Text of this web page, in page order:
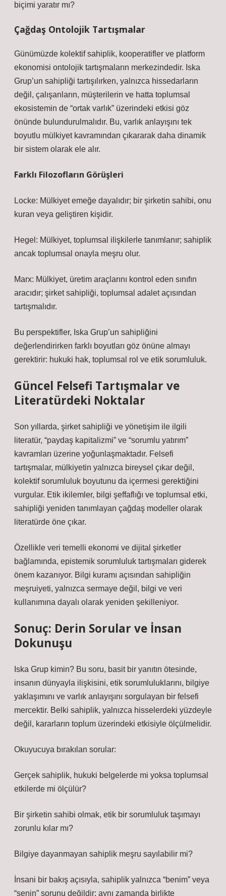
biçimi yaratır mı?
Çağdaş Ontolojik Tartışmalar
Günümüzde kolektif sahiplik, kooperatifler ve platform
ekonomisi ontolojik tartışmaların merkezindedir. Iska
Grup’un sahipliği tartışılırken, yalnızca hissedarların
değil, çalışanların, müşterilerin ve hatta toplumsal
ekosistemin de “ortak varlık” üzerindeki etkisi göz
önünde bulundurulmalıdır. Bu, varlık anlayışını tek
boyutlu mülkiyet kavramından çıkararak daha dinamik
bir sistem olarak ele alır.
Farklı Filozofların Görüşleri
Locke: Mülkiyet emeğe dayalıdır; bir şirketin sahibi, onu
kuran veya geliştiren kişidir.
Hegel: Mülkiyet, toplumsal ilişkilerle tanımlanır; sahiplik
ancak toplumsal onayla meşru olur.
Marx: Mülkiyet, üretim araçlarını kontrol eden sınıfın
aracıdır; şirket sahipliği, toplumsal adalet açısından
tartışmalıdır.
Bu perspektifler, Iska Grup’un sahipliğini
değerlendirirken farklı boyutları göz önüne almayı
gerektirir: hukuki hak, toplumsal rol ve etik sorumluluk.
Güncel Felsefi Tartışmalar ve
Literatürdeki Noktalar
Son yıllarda, şirket sahipliği ve yönetişim ile ilgili
literatür, “paydaş kapitalizmi” ve “sorumlu yatırım”
kavramları üzerine yoğunlaşmaktadır. Felsefi
tartışmalar, mülkiyetin yalnızca bireysel çıkar değil,
kolektif sorumluluk boyutunu da içermesi gerektiğini
vurgular. Etik ikilemler, bilgi şeffaflığı ve toplumsal etki,
sahipliği yeniden tanımlayan çağdaş modeller olarak
literatürde öne çıkar.
Özellikle veri temelli ekonomi ve dijital şirketler
bağlamında, epistemik sorumluluk tartışmaları giderek
önem kazanıyor. Bilgi kuramı açısından sahipliğin
meşruiyeti, yalnızca sermaye değil, bilgi ve veri
kullanımına dayalı olarak yeniden şekilleniyor.
Sonuç: Derin Sorular ve İnsan
Dokunuşu
Iska Grup kimin? Bu soru, basit bir yanıtın ötesinde,
insanın dünyayla ilişkisini, etik sorumluluklarını, bilgiye
yaklaşımını ve varlık anlayışını sorgulayan bir felsefi
mercektir. Belki sahiplik, yalnızca hisselerdeki yüzdeyle
değil, kararların toplum üzerindeki etkisiyle ölçülmelidir.
Okuyucuya bırakılan sorular:
Gerçek sahiplik, hukuki belgelerde mi yoksa toplumsal
etkilerde mi ölçülür?
Bir şirketin sahibi olmak, etik bir sorumluluk taşımayı
zorunlu kılar mı?
Bilgiye dayanmayan sahiplik meşru sayılabilir mi?
İnsani bir bakış açısıyla, sahiplik yalnızca “benim” veya
“senin” sorunu değildir; aynı zamanda birlikte